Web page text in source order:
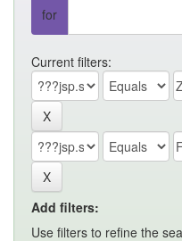
for
Current filters:
Add filters:
Use filters to refine the